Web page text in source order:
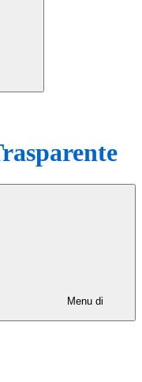
Menu di